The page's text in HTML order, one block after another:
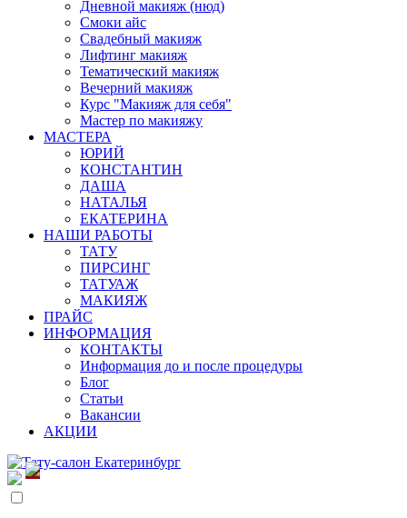
Дневной макияж (нюд)
Смоки айс
Свадебный макияж
Лифтинг макияж
Тематический макияж
Вечерний макияж
Курс "Макияж для себя"
Мастер по макияжу
МАСТЕРА
ЮРИЙ
КОНСТАНТИН
ДАША
НАТАЛЬЯ
ЕКАТЕРИНА
НАШИ РАБОТЫ
ТАТУ
ПИРСИНГ
ТАТУАЖ
МАКИЯЖ
ПРАЙС
ИНФОРМАЦИЯ
КОНТАКТЫ
Информация до и после процедуры
Блог
Статьи
Вакансии
АКЦИИ